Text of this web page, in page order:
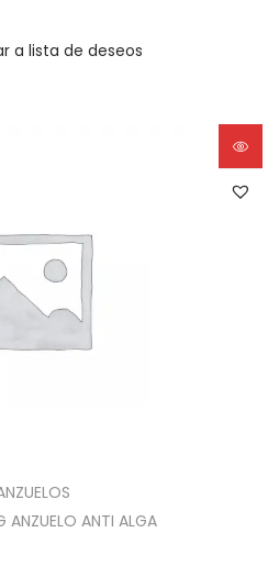
a lista de deseos
ANZUELO ANTI ALGA